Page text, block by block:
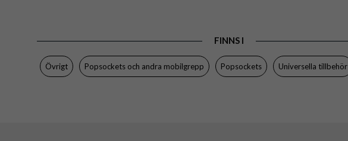
Varumärke
FINNS I
Övrigt Popsockets och andra mobilgrepp Popsockets Universella tillbehör